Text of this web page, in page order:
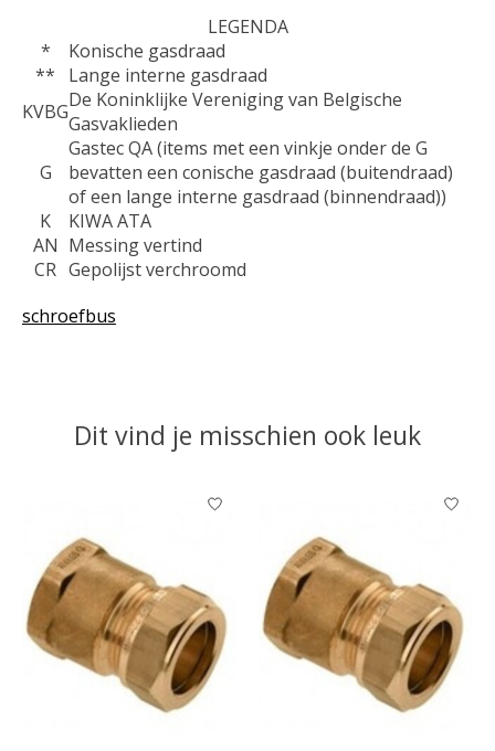
LEGENDA
*
Konische gasdraad
**
Lange interne gasdraad
KVBGDe Koninklijke Vereniging van Belgische
Gasvaklieden
G
Gastec QA (items met een vinkje onder de G
bevatten een conische gasdraad (buitendraad)
of een lange interne gasdraad (binnendraad))
K
KIWA ATA
AN Messing vertind
CR Gepolijst verchroomd
schroefbus
Dit vind je misschien ook leuk
Items van productcarrousel